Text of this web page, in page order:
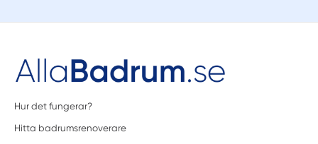
Hur det fungerar?
Hitta badrumsrenoverare